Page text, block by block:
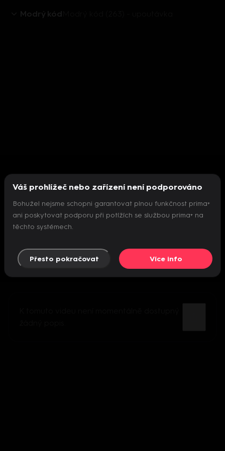
Modrý kód
Nepodařilo se inicializovat přehrávač
Váš prohlížeč nebo zařízení není podporováno
Bohužel nejsme schopni garantovat plnou funkčnost prima+
ani poskytovat podporu při potížích se službou prima+ na
těchto systémech.
Přesto pokračovat Více info